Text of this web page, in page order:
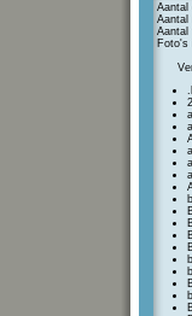
Aantal
Aantal
Aantal
Foto's